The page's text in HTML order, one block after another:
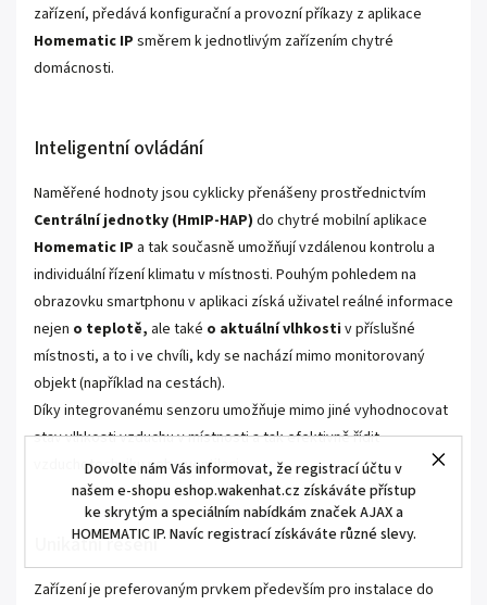
Dovolte nám Vás informovat, že registrací účtu v
našem e-shopu eshop.wakenhat.cz získáváte přístup
ke skrytým a speciálním nabídkám značek AJAX a
HOMEMATIC IP. Navíc registrací získáváte různé slevy.
zařízení, předává konfigurační a provozní příkazy z aplikace
Homematic IP směrem k jednotlivým zařízením chytré
domácnosti.
Inteligentní ovládání
Naměřené hodnoty jsou cyklicky přenášeny prostřednictvím
Centrální jednotky (HmIP-HAP) do chytré mobilní aplikace
Homematic IP a tak současně umožňují vzdálenou kontrolu a
individuální řízení klimatu v místnosti. Pouhým pohledem na
obrazovku smartphonu v aplikaci získá uživatel reálné informace
nejen o teplotě, ale také o aktuální vlhkosti v příslušné
místnosti, a to i ve chvíli, kdy se nachází mimo monitorovaný
objekt (například na cestách).
Díky integrovanému senzoru umožňuje mimo jiné vyhodnocovat
stav vlhkosti vzduchu v místnosti a tak efektivně řídit
vzduchotechniku nebo ventilaci.
Unikátní řešení
Zařízení je preferovaným prvkem především pro instalace do